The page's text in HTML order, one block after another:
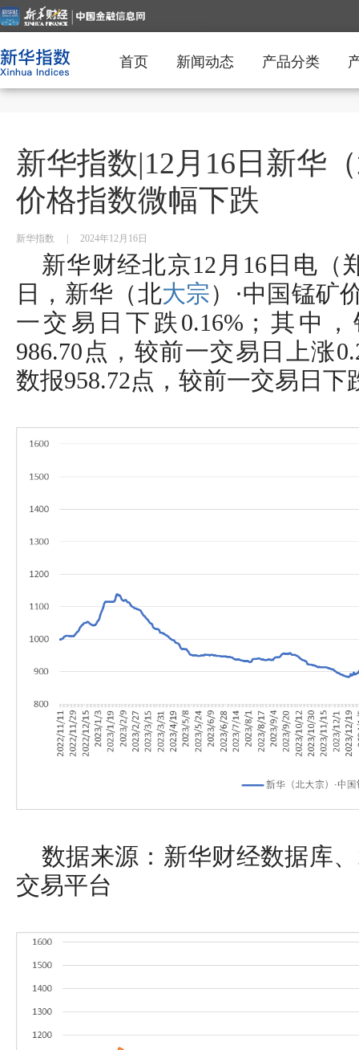
首页 新闻动态 产品分类
新华指数|12月16日新华
价格指数微幅下跌
新华指数 2024年12月16日
新华财经北京12月16日电（
日，新华（北大宗）·中国锰矿
一交易日下跌0.16%；其中
986.70点，较前一交易日上涨
数报958.72点，较前一交易日下
数据来源：新华财经数据库
交易平台